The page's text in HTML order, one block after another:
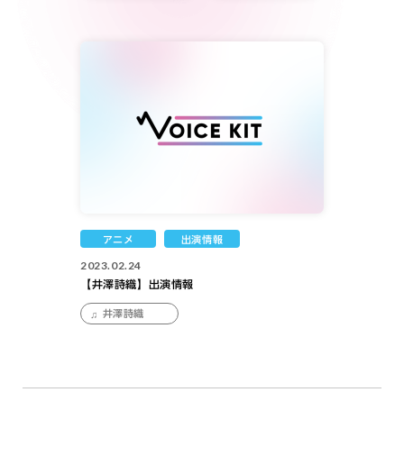
アニメ 出演情報
2023.02.24
【井澤詩織】出演情報
井澤詩織